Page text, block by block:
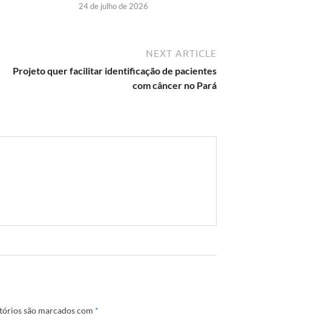
24 de julho de 2026
NEXT ARTICLE
Projeto quer facilitar identificação de pacientes
com câncer no Pará
são marcados com *